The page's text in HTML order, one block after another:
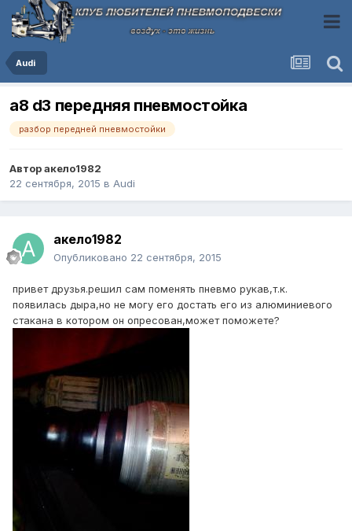
Audi
а8 d3 передняя пневмостойка
разбор передней пневмостойки
Авторакело1982
22 сентября, 2015 в Audi
акело1982
Опубликовано 22 сентября, 2015
привет друзья.решил сам поменять пневмо рукав,т.к.
появилась дыра,но не могу его достать его из алюминиевого
стакана в котором он опресован,может поможете?